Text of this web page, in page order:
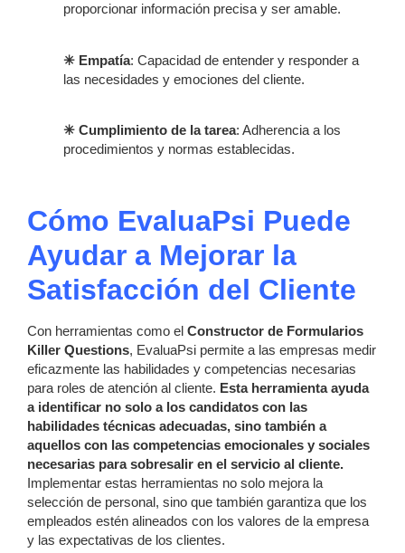
proporcionar información precisa y ser amable.
✳ Empatía: Capacidad de entender y responder a
las necesidades y emociones del cliente.
✳ Cumplimiento de la tarea: Adherencia a los
procedimientos y normas establecidas.
Cómo EvaluaPsi Puede
Ayudar a Mejorar la
Satisfacción del Cliente
Con herramientas como el Constructor de Formularios
Killer Questions, EvaluaPsi permite a las empresas medir
eficazmente las habilidades y competencias necesarias
para roles de atención al cliente. Esta herramienta ayuda
a identificar no solo a los candidatos con las
habilidades técnicas adecuadas, sino también a
aquellos con las competencias emocionales y sociales
necesarias para sobresalir en el servicio al cliente.
Implementar estas herramientas no solo mejora la
selección de personal, sino que también garantiza que los
empleados estén alineados con los valores de la empresa
y las expectativas de los clientes.